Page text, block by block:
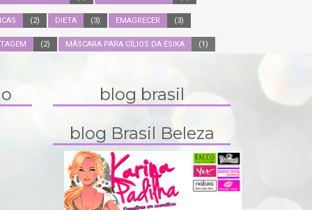
(2) DIETA (3) EMAGRECER (3)
(2) MÁSCARA PARA CÍLIOS DA ÉSIKA (1)
blog brasil
blog Brasil Beleza